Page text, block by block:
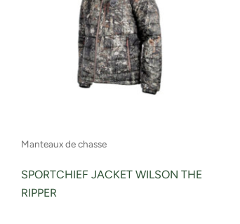
Manteaux de chasse
SPORTCHIEF JACKET WILSON THE
RIPPER
options
peuvent
être
choisies
sur